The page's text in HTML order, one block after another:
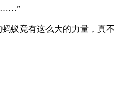
竟有这么大的力量，真不